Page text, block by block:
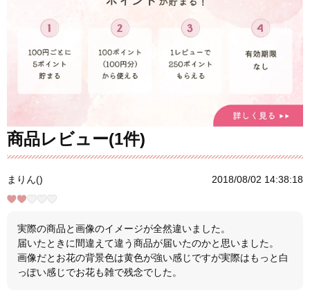
商品レビュー(1件)
まりん() 2018/08/02 14:38:18
実際の商品と画像のイメージが全然違いました。
届いたときに間違えて違う商品が届いたのかと思いました。
画像だとお花の背景色は黄色が強い感じですが実際はもっと白
っぽい感じでお花も雑で残念でした。